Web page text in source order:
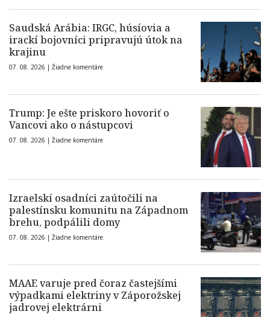
Saudská Arábia: IRGC, húsíovia a
irackí bojovníci pripravujú útok na
krajinu
07. 08. 2026 | Žiadne komentáre
Trump: Je ešte priskoro hovoriť o
Vancovi ako o nástupcovi
07. 08. 2026 | Žiadne komentáre
Izraelskí osadníci zaútočili na
palestínsku komunitu na Západnom
brehu, podpálili domy
07. 08. 2026 | Žiadne komentáre
MAAE varuje pred čoraz častejšími
výpadkami elektriny v Záporožskej
jadrovej elektrárni